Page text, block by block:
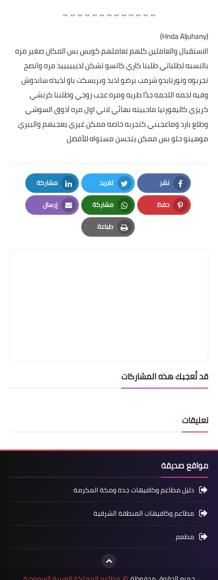
⇔⇔⇔⇔⇔⇔⇔⇔⇔⇔⇔⇔⇔
(Hnda Aljuhany)
الاستقبال والعاملين كلهم تعاملهم كويس بس المكان صغير مره
بالنسبه لطلباتي طلبنا كاري كاتسو تشكن لذييييييذ مره وانصح
تجربوه وتورنايدو شرمب برضو لذيذ وبريسكت باو لذيذه ساندوش
وفيه لحمه اللحمه جدًا طريه ومره عجب زوجي وطلبنا كرنشي
كريزي كاليفورنيا ماحبيته نهائي لاني اول مره اذوق السوشي
وطلع بارد وماعجبني كتجربه خاصه ممكن غيري يعجبهم والبيري
موهيتو حلو بس ممكن يتحسن مستواه للأفضل
نشر
Facebook
تغريد
Twitter
مشاركة
LinkedIn
حفظ
Pinterest
مشاركة
Whatsapp
إرسال
Email
طباعة
Print
قد تُعجبك هذه المشاركات
تعليقات
مواقع صديقة
دليل مطاعم وكافيهات جدة ومكة المكرمة
مطاعم وكافيهات المنطقة الشرقية
مطعم